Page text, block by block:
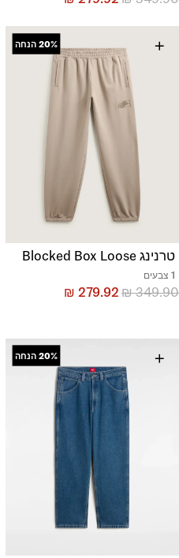
+
20% הנחה
טרנינג Blocked Box Loose
1 צבעים
₪349.90
₪ 279.92
+
20% הנחה